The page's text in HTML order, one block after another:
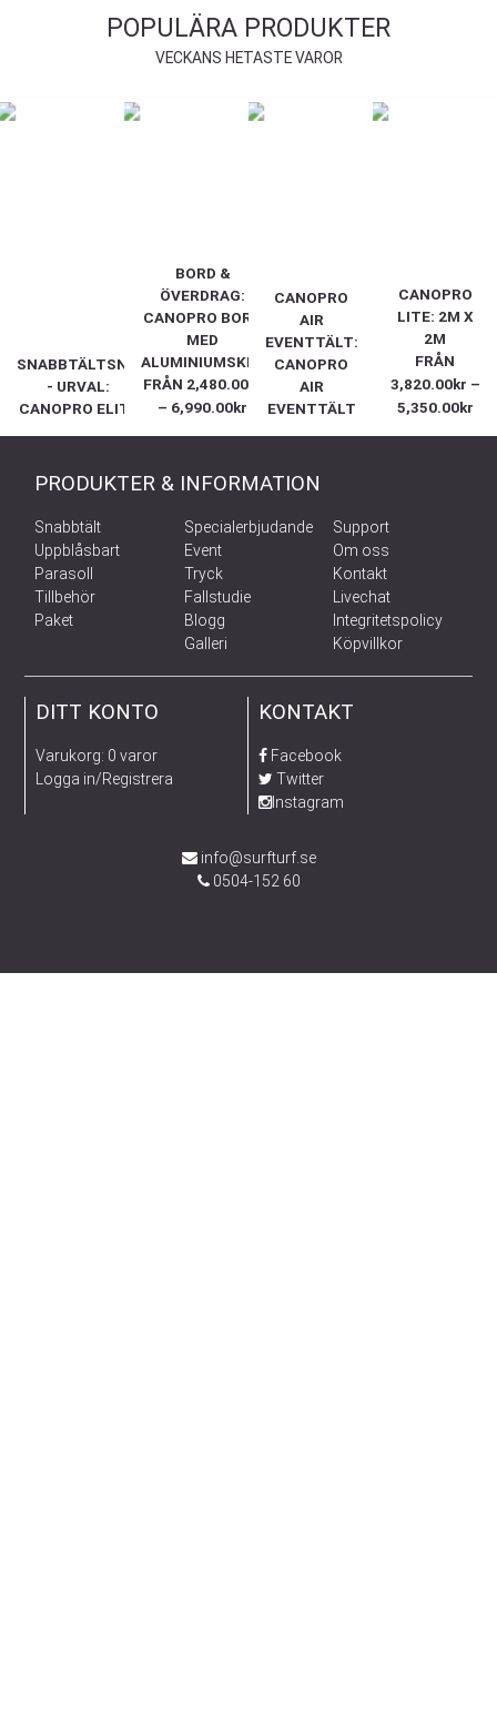
POPULÄRA PRODUKTER
VECKANS HETASTE VAROR
SNABBTÄLTSNABBTÄLT
- URVAL:
CANOPRO ELITE
BORD &
ÖVERDRAG:
CANOPRO BORD
MED
ALUMINIUMSKIVA
FRÅN 2,480.00kr
– 6,990.00kr
CANOPRO
AIR
EVENTTÄLT:
CANOPRO
AIR
EVENTTÄLT
CANOPRO
LITE: 2M X
2M
FRÅN
3,820.00kr –
5,350.00kr
PRODUKTER & INFORMATION
Snabbtält
Uppblåsbart
Parasoll
Tillbehör
Paket
Specialerbjudande
Event
Tryck
Fallstudie
Blogg
Galleri
Support
Om oss
Kontakt
Livechat
Integritetspolicy
Köpvillkor
DITT KONTO
Varukorg: 0 varor
Logga in/Registrera
KONTAKT
Facebook
Twitter
Instagram
info@surfturf.se
0504-152 60